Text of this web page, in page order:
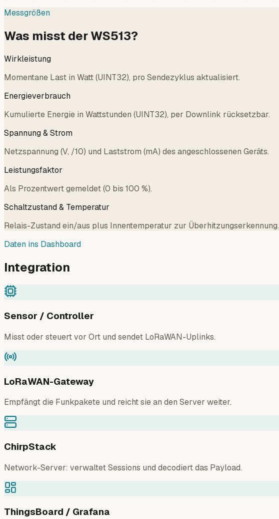
Messgrößen
Was misst der WS513?
Wirkleistung
Momentane Last in Watt (UINT32), pro Sendezyklus aktualisiert.
Energieverbrauch
Kumulierte Energie in Wattstunden (UINT32), per Downlink rücksetzbar.
Spannung & Strom
Netzspannung (V, /10) und Laststrom (mA) des angeschlossenen Geräts.
Leistungsfaktor
Als Prozentwert gemeldet (0 bis 100 %).
Schaltzustand & Temperatur
Relais-Zustand ein/aus plus Innentemperatur zur Überhitzungserkennung.
Daten ins Dashboard
Integration
Sensor / Controller
Misst oder steuert vor Ort und sendet LoRaWAN-Uplinks.
LoRaWAN-Gateway
Empfängt die Funkpakete und reicht sie an den Server weiter.
ChirpStack
Network-Server: verwaltet Sessions und decodiert das Payload.
ThingsBoard / Grafana